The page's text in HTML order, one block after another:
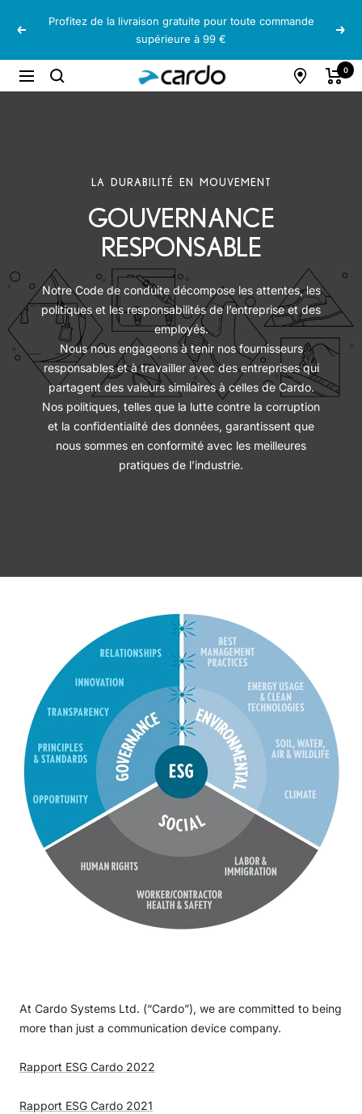
Précédent
Profitez de la livraison gratuite pour toute commande
supérieure à 99 €
Navigation
Cardo
Systems
0
LA DURABILITÉ EN MOUVEMENT
GOUVERNANCE
RESPONSABLE
Notre Code de conduite décompose les attentes, les
politiques et les responsabilités de l’entreprise et des
employés.
Nous nous engageons à tenir nos fournisseurs
responsables et à travailler avec des entreprises qui
partagent des valeurs similaires à celles de Cardo.
Nos politiques, telles que la lutte contre la corruption
et la confidentialité des données, garantissent que
nous sommes en conformité avec les meilleures
pratiques de l’industrie.
At Cardo Systems Ltd. (“Cardo”), we are committed to being
more than just a communication device company.
Rapport ESG Cardo 2022
Rapport ESG Cardo 2021